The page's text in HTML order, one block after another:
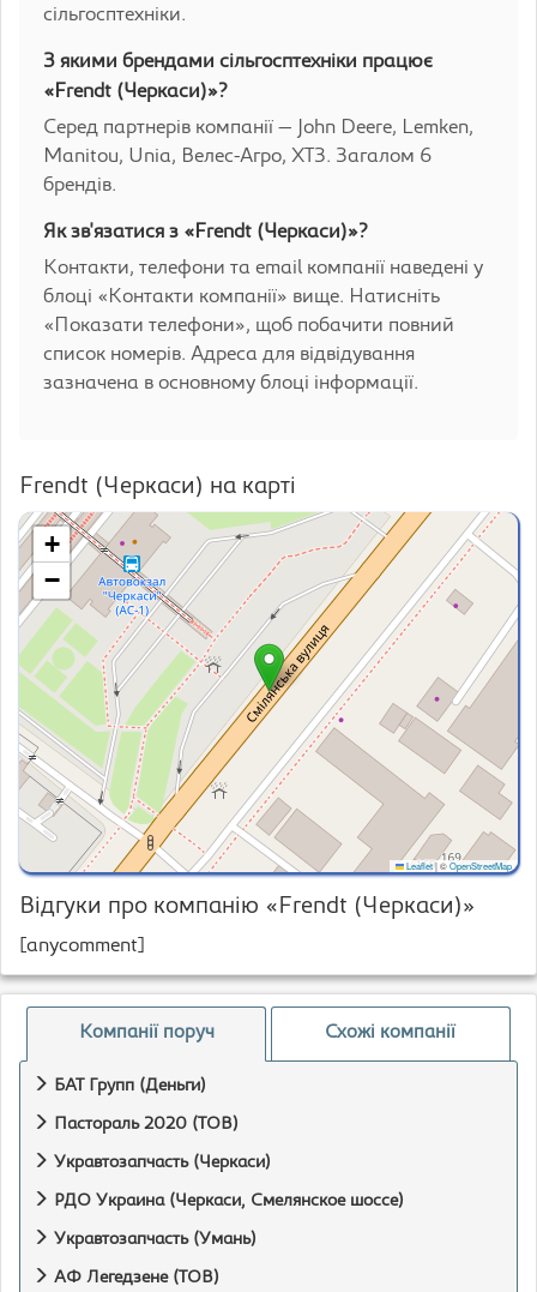
сільгосптехніки.
З якими брендами сільгосптехніки працює
«Frendt (Черкаси)»?
Серед партнерів компанії — John Deere, Lemken,
Manitou, Unia, Велес-Агро, ХТЗ. Загалом 6
брендів.
Як зв'язатися з «Frendt (Черкаси)»?
Контакти, телефони та email компанії наведені у
блоці «Контакти компанії» вище. Натисніть
«Показати телефони», щоб побачити повний
список номерів. Адреса для відвідування
зазначена в основному блоці інформації.
Frendt (Черкаси) на карті
+
−
Leaflet|©OpenStreetMap
Відгуки про компанію «Frendt (Черкаси)»
[anycomment]
Компанії поруч Схожі компанії
БАТ Групп (Деньги)
Пастораль 2020 (ТОВ)
Укравтозапчасть (Черкаси)
РДО Украина (Черкаси, Смелянское шоссе)
Укравтозапчасть (Умань)
АФ Легедзене (ТОВ)